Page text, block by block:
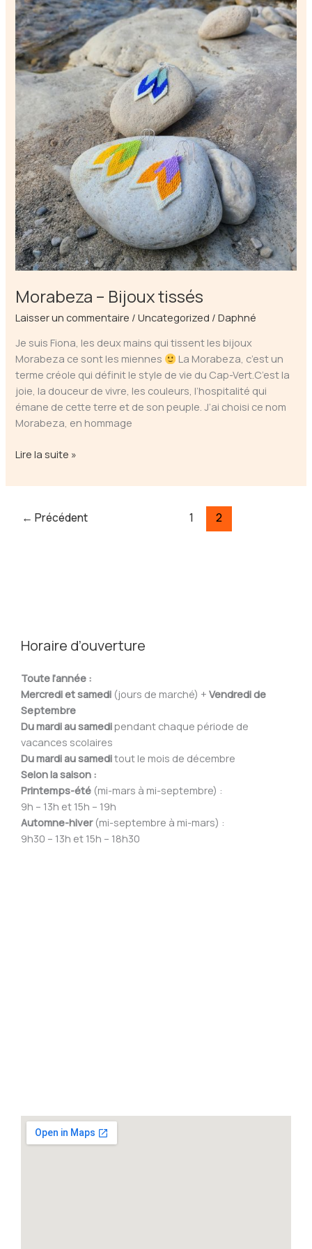
tricotés
main
Morabeza – Bijoux tissés
Laisser un commentaire /Uncategorized /Daphné
Je suis Fiona, les deux mains qui tissent les bijoux
Morabeza ce sont les miennes
La Morabeza, c’est un
terme créole qui définit le style de vie du Cap-Vert.C’est la
joie, la douceur de vivre, les couleurs, l’hospitalité qui
émane de cette terre et de son peuple. J’ai choisi ce nom
Morabeza, en hommage
Morabeza
Bijoux
Lire la suite »
← Précédent 1 2
Horaire d’ouverture
Toute l’année :
Mercredi et samedi (jours de marché) + Vendredi de
Septembre
Du mardi au samedipendant chaque période de
vacances scolaires
Du mardi au sameditout le mois de décembre
Selon la saison :
Printemps-été (mi-mars à mi-septembre) :
9h – 13h et 15h – 19h
Automne-hiver(mi-septembre à mi-mars) :
9h30 – 13h et 15h – 18h30